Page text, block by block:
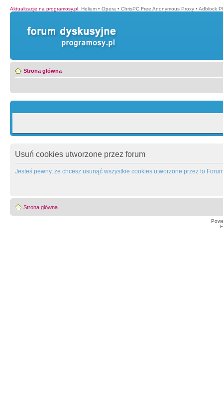
Aktualizacje na programosy.pl: Helium • Opera • ChrisPC Free Anonymous Proxy • Adblock
Strona główna
Usuń cookies utworzone przez forum
Jesteś pewny, że chcesz usunąć wszystkie cookies utworzone przez to
Strona główna